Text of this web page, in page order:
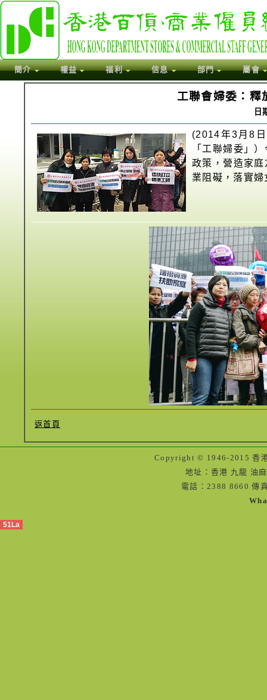
簡介 權益 福利 信息 部門 屬會
工聯會婦委：釋
日
(2014年3月8
「工聯婦委」
政策，營造家
業阻礙，落實
返首頁
Copyright © 1946-2015 香
地址：香港 九龍 油
電話：2388 8660 傳
51La